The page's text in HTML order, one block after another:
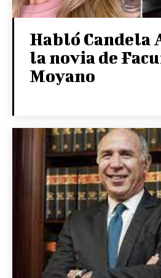
Habló Candela
la novia de
Moyano